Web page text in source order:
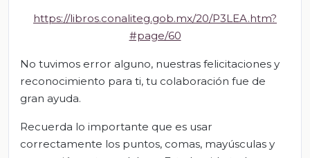
https://libros.conaliteg.gob.mx/20/P3LEA.htm?
#page/60
No tuvimos error alguno, nuestras felicitaciones y
reconocimiento para ti, tu colaboración fue de
gran ayuda.
Recuerda lo importante que es usar
correctamente los puntos, comas, mayúsculas y